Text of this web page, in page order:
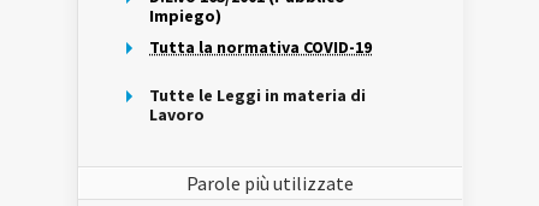
Impiego)
Tutta la normativa COVID-19
Tutte le Leggi in materia di
Lavoro
Parole più utilizzate